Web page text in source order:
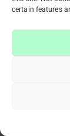
certain features
Фреза